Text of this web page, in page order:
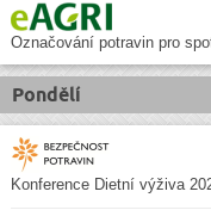
Označování potravin pro
Pondělí
Konference Dietní výživa